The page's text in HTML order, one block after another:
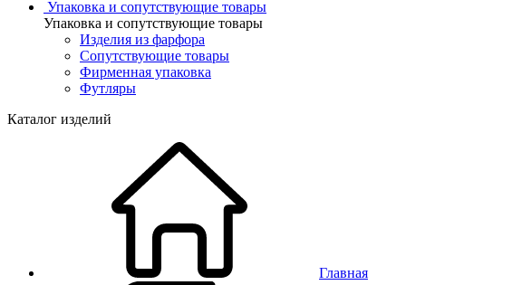
Упаковка и сопутствующие товары
Упаковка и сопутствующие товары
Изделия из фарфора
Сопутствующие товары
Фирменная упаковка
Футляры
Каталог изделий
Главная